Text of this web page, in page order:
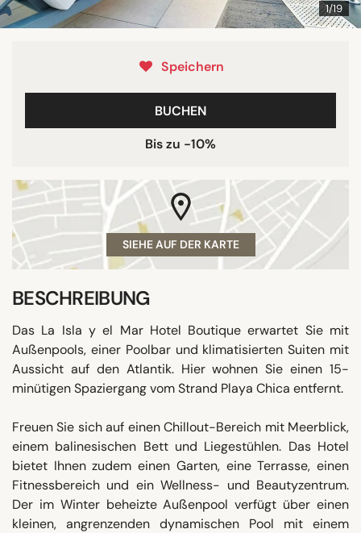
1/19
Speichern
BUCHEN
Bis zu -10%
SIEHE AUF DER KARTE
BESCHREIBUNG
Das La Isla y el Mar Hotel Boutique erwartet Sie mit
Außenpools, einer Poolbar und klimatisierten Suiten mit
Aussicht auf den Atlantik. Hier wohnen Sie einen 15-
minütigen Spaziergang vom Strand Playa Chica entfernt.
Freuen Sie sich auf einen Chillout-Bereich mit Meerblick,
einem balinesischen Bett und Liegestühlen. Das Hotel
bietet Ihnen zudem einen Garten, eine Terrasse, einen
Fitnessbereich und ein Wellness- und Beautyzentrum.
Der im Winter beheizte Außenpool verfügt über einen
kleinen, angrenzenden dynamischen Pool mit einem